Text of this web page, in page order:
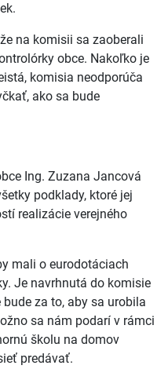
na komisii sa zaoberali
obce. Nakoľko je
komisia neodporúča
ako sa bude
Ing. Zuzana Jancová
podklady, ktoré jej
realizácie verejného
mali o eurodotáciach
Je navrhnutá do komisie
za to, aby sa urobila
sa nám podarí v rámci
školu na domov
predávať.